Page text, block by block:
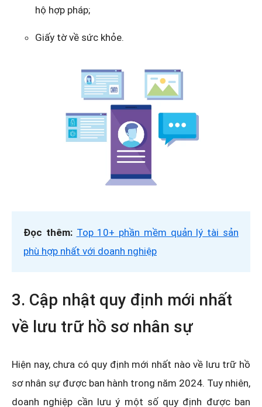
hộ hợp pháp;
Giấy tờ về sức khỏe.
Đọc thêm: Top 10+ phần mềm quản lý tài sản
phù hợp nhất với doanh nghiệp
3. Cập nhật quy định mới nhất
về lưu trữ hồ sơ nhân sự
Hiện nay, chưa có quy định mới nhất nào về lưu trữ hồ
sơ nhân sự được ban hành trong năm 2024. Tuy nhiên,
doanh nghiệp cần lưu ý một số quy định được ban